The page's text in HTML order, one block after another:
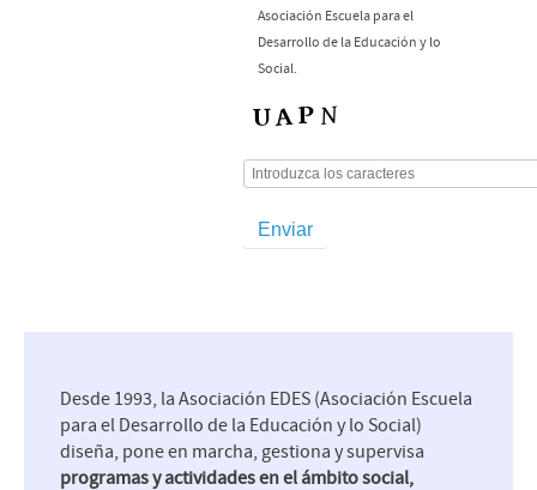
Asociación Escuela para el
Desarrollo de la Educación y lo
Social.
Desde 1993, la Asociación EDES (Asociación Escuela
para el Desarrollo de la Educación y lo Social)
diseña, pone en marcha, gestiona y supervisa
programas y actividades en el ámbito social,